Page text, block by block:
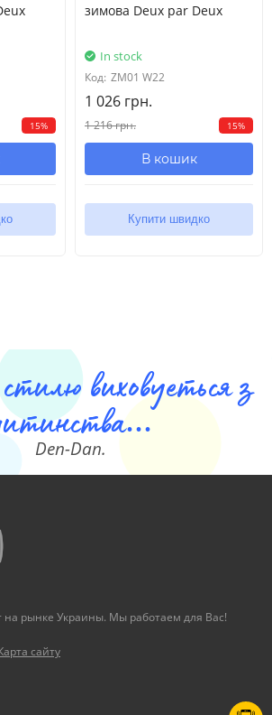
15%
зимова Deux par Deux
In stock
Код: ZM01 W22
1 026 грн.
1 216 грн. 15%
В кошик
Купити швидко
виховуеться з
Den-Dan.
рынке Украины. Мы работаем для Вас!
сайту